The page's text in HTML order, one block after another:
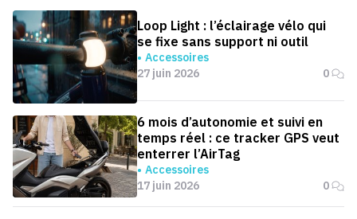
Loop Light : l’éclairage vélo qui
se fixe sans support ni outil
Accessoires
27 juin 2026
0
6 mois d’autonomie et suivi en
temps réel : ce tracker GPS veut
enterrer l’AirTag
Accessoires
17 juin 2026
0